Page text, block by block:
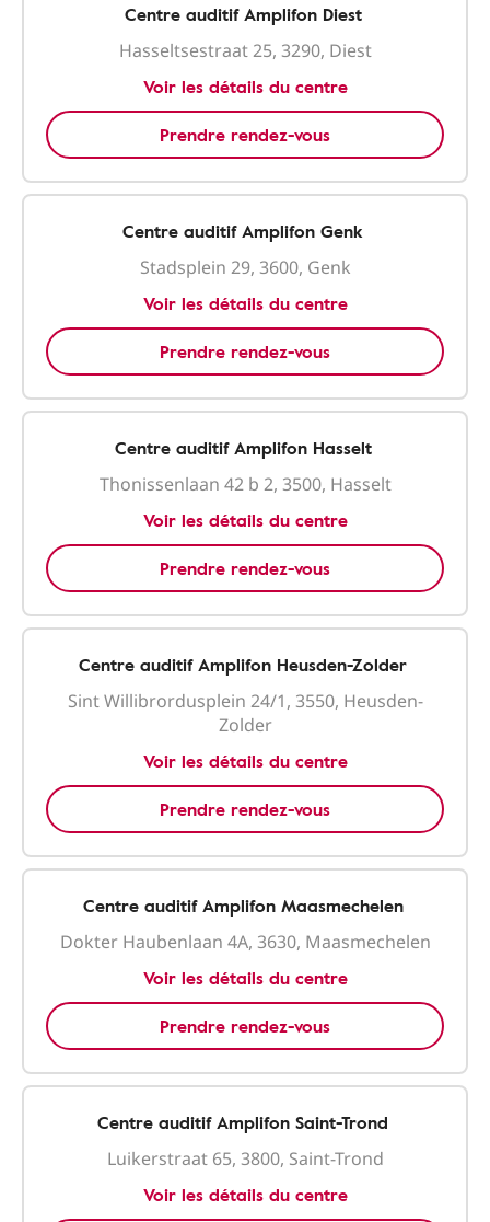
Centre auditif Amplifon Diest
Hasseltsestraat 25, 3290, Diest
Voir les détails du centre
Prendre rendez-vous
Centre auditif Amplifon Genk
Stadsplein 29, 3600, Genk
Voir les détails du centre
Prendre rendez-vous
Centre auditif Amplifon Hasselt
Thonissenlaan 42 b 2, 3500, Hasselt
Voir les détails du centre
Prendre rendez-vous
Centre auditif Amplifon Heusden-Zolder
Sint Willibrordusplein 24/1, 3550, Heusden-
Zolder
Voir les détails du centre
Prendre rendez-vous
Centre auditif Amplifon Maasmechelen
Dokter Haubenlaan 4A, 3630, Maasmechelen
Voir les détails du centre
Prendre rendez-vous
Centre auditif Amplifon Saint-Trond
Luikerstraat 65, 3800, Saint-Trond
Voir les détails du centre